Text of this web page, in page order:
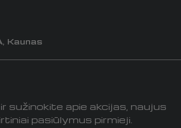
Kaunas
sužinokite apie akcijas, naujus
pasiūlymus pirmieji.